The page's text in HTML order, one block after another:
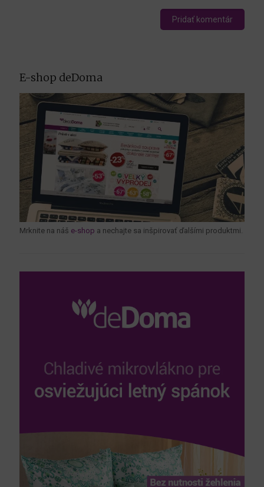
E-shop deDoma
Mrknite na náš e-shop a nechajte sa inšpirovať ďalšími produktmi.